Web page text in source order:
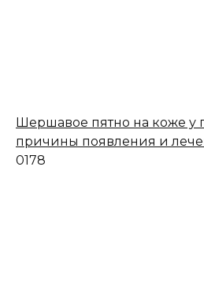
Шершавое пятно на коже у
причины появления и
0178